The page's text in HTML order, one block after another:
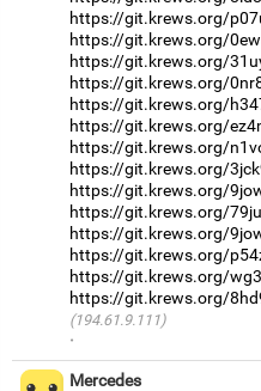
https://git.krews.org/
https://git.krews.org/
https://git.krews.org/
https://git.krews.org/
https://git.krews.org/
https://git.krews.org/
https://git.krews.org/
https://git.krews.org/
https://git.krews.org/
https://git.krews.org/
https://git.krews.org/
https://git.krews.org/
https://git.krews.org/
https://git.krews.org/
(194.61.9.111)
·
Mercedes